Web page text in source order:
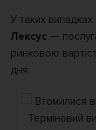
У таких
Лексус —
ринковою
дня.